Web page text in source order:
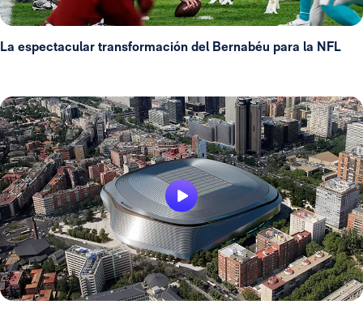
La espectacular transformación del Bernabéu para la NFL